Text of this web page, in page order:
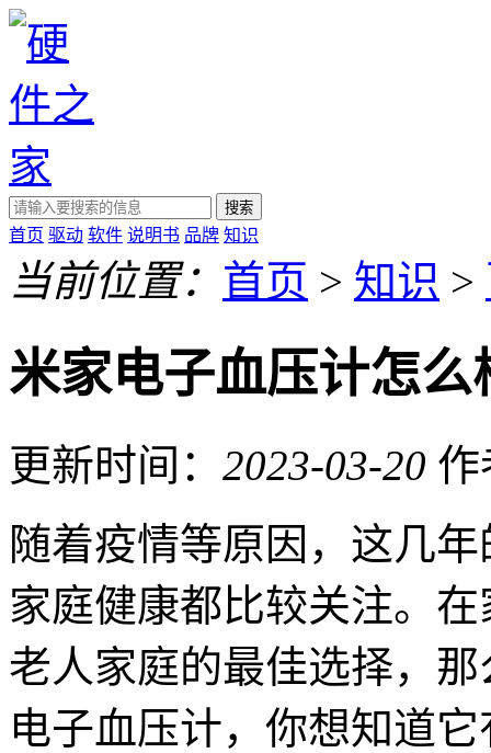
搜索
首页 驱动 软件 说明书 品牌 知识
当前位置： 首页 > 知识 >
米家电子血压计怎么
更新时间： 2023-03-20 作
随着疫情等原因，这几
家庭健康都比较关注。
老人家庭的最佳选择，
电子血压计，你想知道